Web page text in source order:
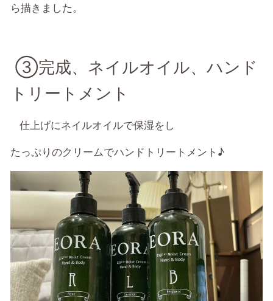
ら描きました。
③完成、ネイルオイル、ハンド
トリートメント
仕上げにネイルオイルで保湿をし
たっぷりのクリームでハンドトリートメント♪